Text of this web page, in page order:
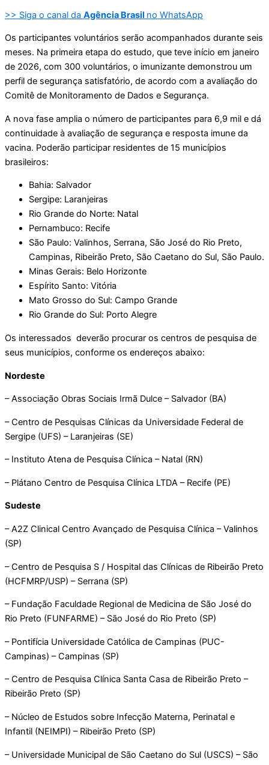
>> Siga o canal da Agência Brasil no WhatsApp
Os participantes voluntários serão acompanhados durante seis
meses. Na primeira etapa do estudo, que teve início em janeiro
de 2026, com 300 voluntários, o imunizante demonstrou um
perfil de segurança satisfatório, de acordo com a avaliação do
Comitê de Monitoramento de Dados e Segurança.
A nova fase amplia o número de participantes para 6,9 mil e dá
continuidade à avaliação de segurança e resposta imune da
vacina. Poderão participar residentes de 15 municípios
brasileiros:
Bahia: Salvador
Sergipe: Laranjeiras
Rio Grande do Norte: Natal
Pernambuco: Recife
São Paulo: Valinhos, Serrana, São José do Rio Preto,
Campinas, Ribeirão Preto, São Caetano do Sul, São Paulo.
Minas Gerais: Belo Horizonte
Espírito Santo: Vitória
Mato Grosso do Sul: Campo Grande
Rio Grande do Sul: Porto Alegre
Os interessados deverão procurar os centros de pesquisa de
seus municípios, conforme os endereços abaixo:
Nordeste
– Associação Obras Sociais Irmã Dulce – Salvador (BA)
– Centro de Pesquisas Clínicas da Universidade Federal de
Sergipe (UFS) – Laranjeiras (SE)
– Instituto Atena de Pesquisa Clínica – Natal (RN)
– Plátano Centro de Pesquisa Clínica LTDA – Recife (PE)
Sudeste
– A2Z Clinical Centro Avançado de Pesquisa Clínica – Valinhos
(SP)
– Centro de Pesquisa S / Hospital das Clínicas de Ribeirão Preto
(HCFMRP/USP) – Serrana (SP)
– Fundação Faculdade Regional de Medicina de São José do
Rio Preto (FUNFARME) – São José do Rio Preto (SP)
– Pontifícia Universidade Católica de Campinas (PUC-
Campinas) – Campinas (SP)
– Centro de Pesquisa Clínica Santa Casa de Ribeirão Preto –
Ribeirão Preto (SP)
– Núcleo de Estudos sobre Infecção Materna, Perinatal e
Infantil (NEIMPI) – Ribeirão Preto (SP)
– Universidade Municipal de São Caetano do Sul (USCS) – São